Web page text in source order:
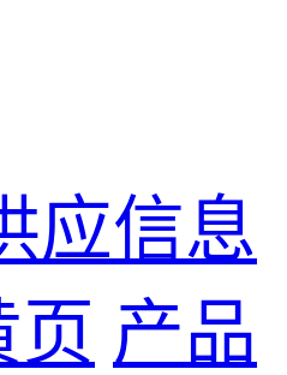
应信息
页 产品